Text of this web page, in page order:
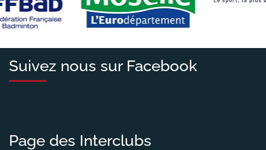
Suivez nous sur Facebook
Page des Interclubs